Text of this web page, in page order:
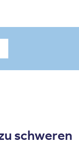
schweren